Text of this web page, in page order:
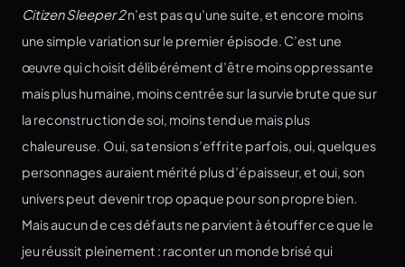
Citizen Sleeper 2n’est pas qu’une suite, et encore moins
une simple variation sur le premier épisode. C’est une
œuvre qui choisit délibérément d’être moins oppressante
mais plus humaine, moins centrée sur la survie brute que sur
la reconstruction de soi, moins tendue mais plus
chaleureuse. Oui, sa tension s’effrite parfois, oui, quelques
personnages auraient mérité plus d’épaisseur, et oui, son
univers peut devenir trop opaque pour son propre bien.
Mais aucun de ces défauts ne parvient à étouffer ce que le
jeu réussit pleinement : raconter un monde brisé qui